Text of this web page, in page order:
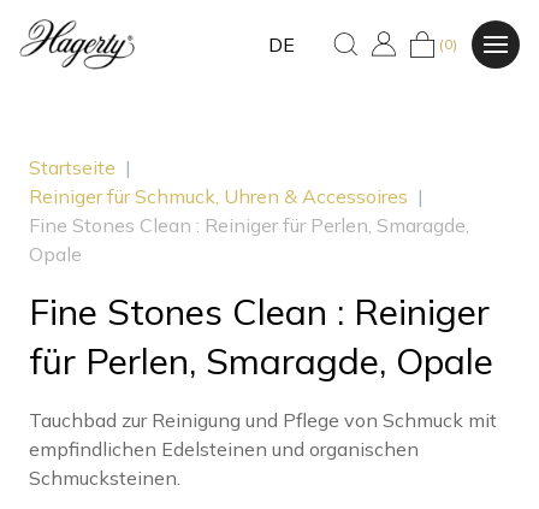
DE (0)
Startseite |
Reiniger für Schmuck, Uhren & Accessoires |
Fine Stones Clean : Reiniger für Perlen, Smaragde,
Opale
Fine Stones Clean : Reiniger
für Perlen, Smaragde, Opale
Tauchbad zur Reinigung und Pflege von Schmuck mit
empfindlichen Edelsteinen und organischen
Schmucksteinen.